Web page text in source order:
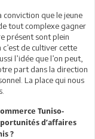
conviction que le jeune
tout complexe gagner
présent sont plein
de cultiver cette
l’idée que l’on peut,
part dans la direction
La place qui nous
Tuniso-
d’affaires
?